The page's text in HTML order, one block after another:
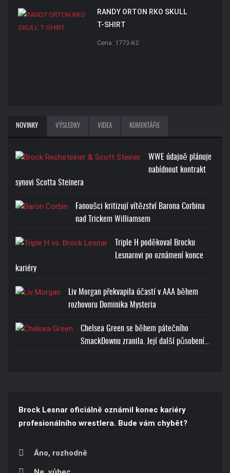
RANDY ORTON RKO SKULL
T-SHIRT
Cena: 1773-Kč
NOVINKY VÝSLEDKY VIDEA KOMENTÁŘE
WWE údajně plánuje
nabídnout kontrakt
synovi Scotta Steinera
Fanoušci kritizují vítězství Barona Corbina
nad Trickem Williamsem
Triple H poděkoval Brocku
Lesnarovi po oznámení konce
kariéry
Liv Morgan překvapila účastí v AAA během
rozhovoru Dominika Mysteria
Chelsea Green se během pátečního
SmackDownu zranila. Její další působení…
Brock Lesnar oficiálně oznámil konec kariéry
profesionálního wrestlera. Bude vám chybět?
Áno, rozhodně